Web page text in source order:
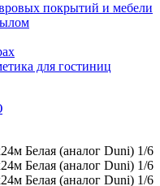
покрытий и мебели
для гостиниц